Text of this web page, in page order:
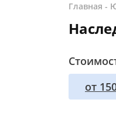
Главная -
от